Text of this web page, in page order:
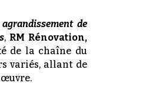
de
, RM Rénovation,
de la chaîne du
variés, allant de
œuvre.